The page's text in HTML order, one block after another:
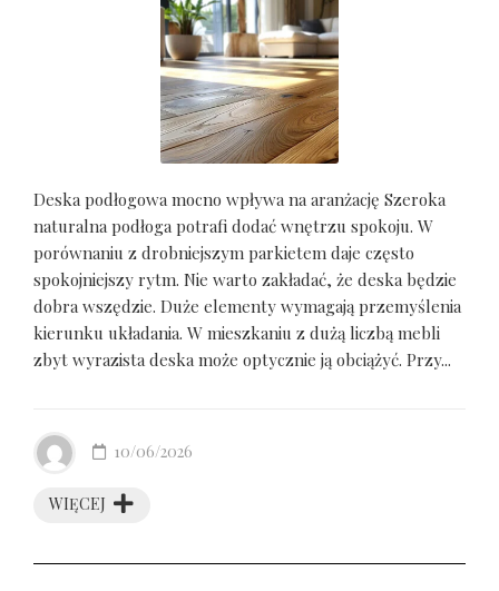
Deska podłogowa mocno wpływa na aranżację Szeroka
naturalna podłoga potrafi dodać wnętrzu spokoju. W
porównaniu z drobniejszym parkietem daje często
spokojniejszy rytm. Nie warto zakładać, że deska będzie
dobra wszędzie. Duże elementy wymagają przemyślenia
kierunku układania. W mieszkaniu z dużą liczbą mebli
zbyt wyrazista deska może optycznie ją obciążyć. Przy...
WIĘCEJ
10/06/2026